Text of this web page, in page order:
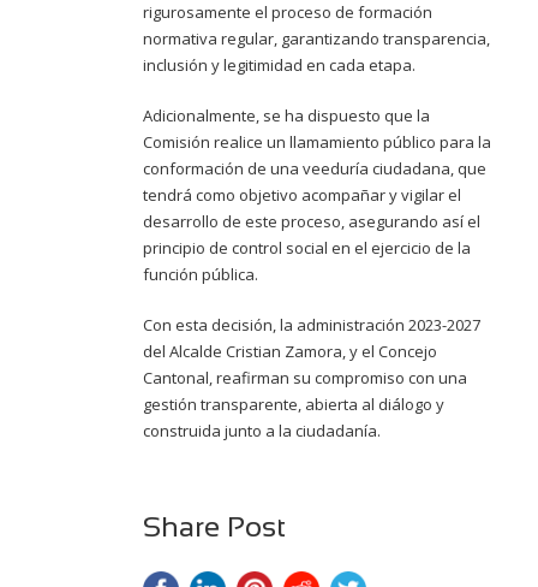
rigurosamente el proceso de formación
normativa regular, garantizando transparencia,
inclusión y legitimidad en cada etapa.
Adicionalmente, se ha dispuesto que la
Comisión realice un llamamiento público para la
conformación de una veeduría ciudadana, que
tendrá como objetivo acompañar y vigilar el
desarrollo de este proceso, asegurando así el
principio de control social en el ejercicio de la
función pública.
Con esta decisión, la administración 2023-2027
del Alcalde Cristian Zamora, y el Concejo
Cantonal, reafirman su compromiso con una
gestión transparente, abierta al diálogo y
construida junto a la ciudadanía.
Share Post